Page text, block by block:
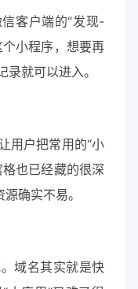
客户端的“发现-
小程序，想要再
就可以进入。
用户把常用的“小
也已经藏的很深
确实不易。
域名其实就是快